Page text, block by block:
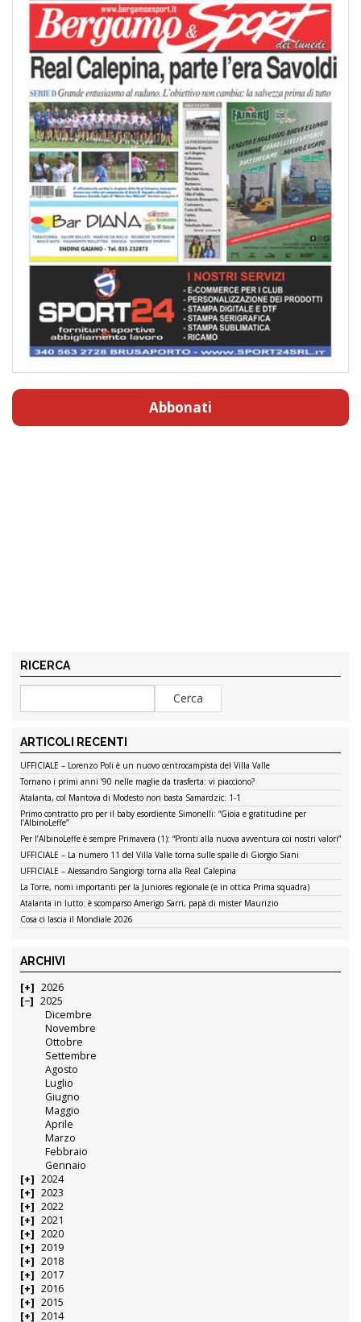
Abbonati
RICERCA
ARTICOLI RECENTI
UFFICIALE – Lorenzo Poli è un nuovo centrocampista del Villa Valle
Tornano i primi anni ’90 nelle maglie da trasferta: vi piacciono?
Atalanta, col Mantova di Modesto non basta Samardzic: 1-1
Primo contratto pro per il baby esordiente Simonelli: “Gioia e gratitudine per
l’AlbinoLeffe”
Per l’AlbinoLeffe è sempre Primavera (1): “Pronti alla nuova avventura coi nostri valori”
UFFICIALE – La numero 11 del Villa Valle torna sulle spalle di Giorgio Siani
UFFICIALE – Alessandro Sangiorgi torna alla Real Calepina
La Torre, nomi importanti per la Juniores regionale (e in ottica Prima squadra)
Atalanta in lutto: è scomparso Amerigo Sarri, papà di mister Maurizio
Cosa ci lascia il Mondiale 2026
ARCHIVI
2026
2025
Dicembre
Novembre
Ottobre
Settembre
Agosto
Luglio
Giugno
Maggio
Aprile
Marzo
Febbraio
Gennaio
2024
2023
2022
2021
2020
2019
2018
2017
2016
2015
2014